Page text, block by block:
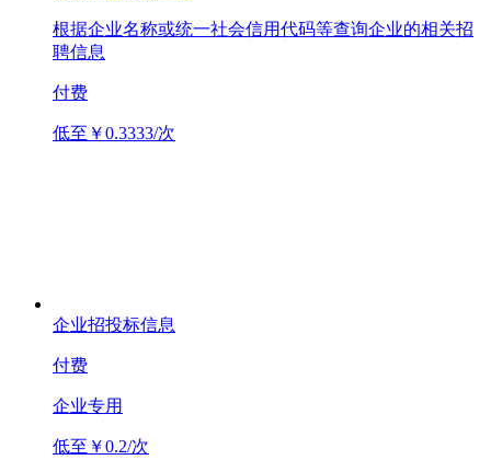
根据企业名称或统一社会信用代码等查询企业的相关招
聘信息
付费
低至￥0.3333/次
企业招投标信息
付费
企业专用
低至￥0.2/次